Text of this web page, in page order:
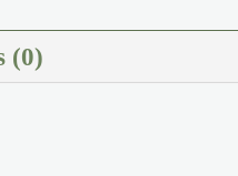
(0)